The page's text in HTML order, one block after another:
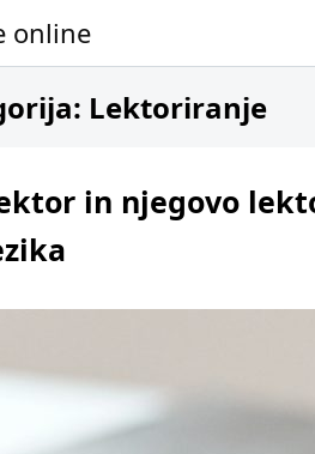
online
Lektoriranje
in njegovo